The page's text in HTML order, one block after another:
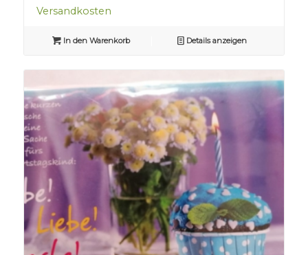
Versandkosten
In den Warenkorb Details anzeigen